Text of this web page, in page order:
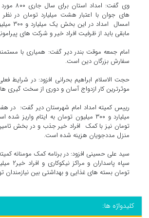
وی گفت:
های جوان با اعتبار هشت میلیارد تومان در نظر
امسال
مابقی باید از ظرفیت افراد خیر و شرکت های
امام جمعه موقت بندر دیر گفت: همیاری با
سفارش بزرگان دین است.
حجت الاسلام ابراهیم بحرانی افزود: در شرایط
موثرترین کار ازدواج آسان و دوری از سخت گیری
رییس کمیته امداد امام شهرستان دیر گفت: در
تومان نیز با کمک افراد خیر جذب و در بخش
منزل مددجویان هزینه شده است.
سید علی حسینی افزود: در برنامه کمک مومنانه
تومان بسته های غذایی و بهداشتی بین نیازمندان
کلیدواژه ها: